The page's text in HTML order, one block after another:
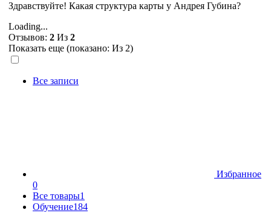
Здравствуйте! Какая структура карты у Андрея Губина?
Loading...
Отзывов: 2 Из 2
Показать еще (показано: Из 2)
Все записи
Избранное
0
Все товары1
Обучение184